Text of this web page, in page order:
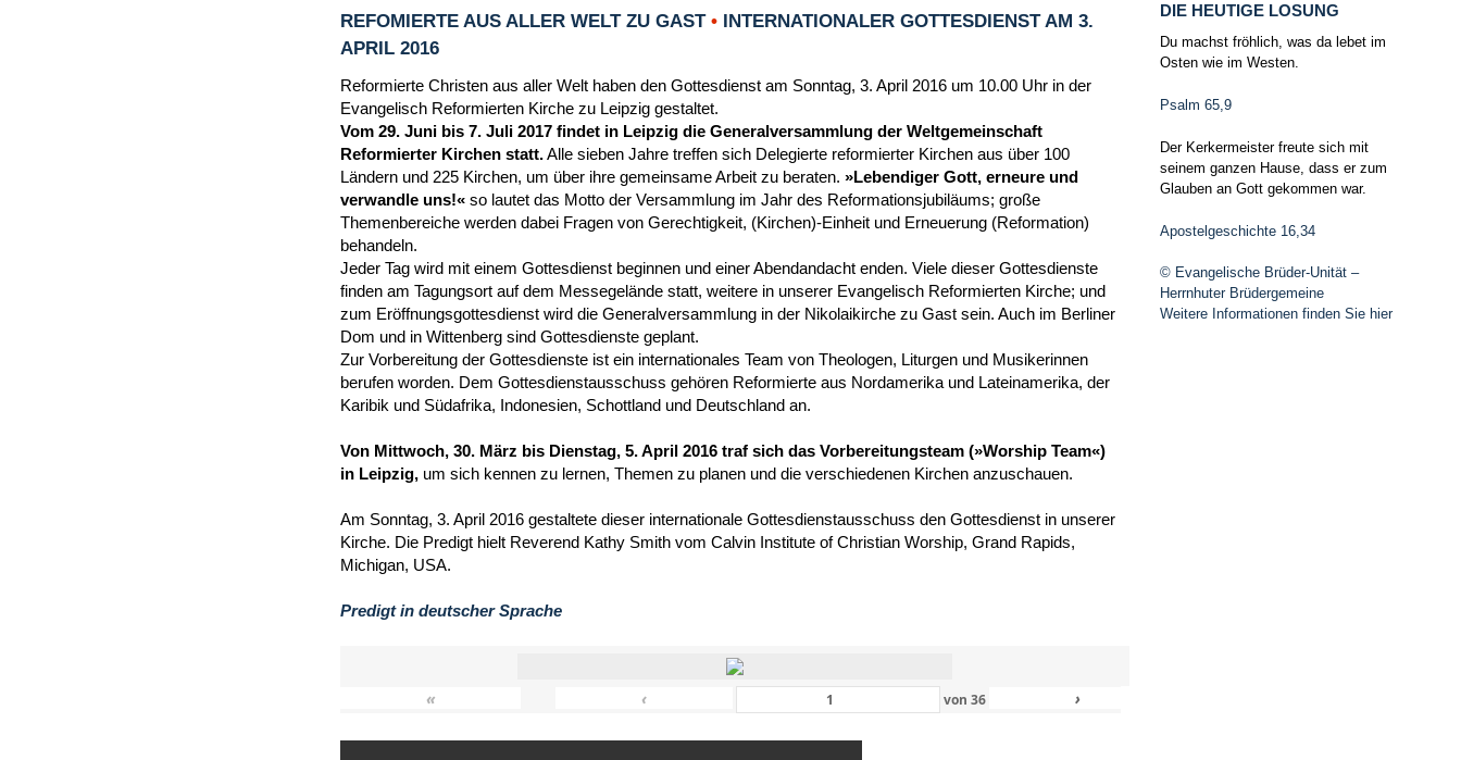
REFOMIERTE AUS ALLER WELT ZU GAST • INTERNATIONALER GOTTESDIENST AM 3.
APRIL 2016
Reformierte Christen aus aller Welt haben den Gottesdienst am Sonntag, 3. April 2016 um 10.00 Uhr in der
Evangelisch Reformierten Kirche zu Leipzig gestaltet.
Vom 29. Juni bis 7. Juli 2017 findet in Leipzig die Generalversammlung der Weltgemeinschaft
Reformierter Kirchen statt.Alle sieben Jahre treffen sich Delegierte reformierter Kirchen aus über 100
Ländern und 225 Kirchen, um über ihre gemeinsame Arbeit zu beraten. »Lebendiger Gott, erneure und
verwandle uns!« so lautet das Motto der Versammlung im Jahr des Reformationsjubiläums; große
Themenbereiche werden dabei Fragen von Gerechtigkeit, (Kirchen)-Einheit und Erneuerung (Reformation)
behandeln.
Jeder Tag wird mit einem Gottesdienst beginnen und einer Abendandacht enden. Viele dieser Gottesdienste
finden am Tagungsort auf dem Messegelände statt, weitere in unserer Evangelisch Reformierten Kirche; und
zum Eröffnungsgottesdienst wird die Generalversammlung in der Nikolaikirche zu Gast sein. Auch im Berliner
Dom und in Wittenberg sind Gottesdienste geplant.
Zur Vorbereitung der Gottesdienste ist ein internationales Team von Theologen, Liturgen und Musikerinnen
berufen worden. Dem Gottesdienstausschuss gehören Reformierte aus Nordamerika und Lateinamerika, der
Karibik und Südafrika, Indonesien, Schottland und Deutschland an.
Von Mittwoch, 30. März bis Dienstag, 5. April 2016 traf sich das Vorbereitungsteam (»Worship Team«)
in Leipzig, um sich kennen zu lernen, Themen zu planen und die verschiedenen Kirchen anzuschauen.
Am Sonntag, 3. April 2016 gestaltete dieser internationale Gottesdienstausschuss den Gottesdienst in unserer
Kirche. Die Predigt hielt Reverend Kathy Smith vom Calvin Institute of Christian Worship, Grand Rapids,
Michigan, USA.
Predigt in deutscher Sprache
« ‹ von 36 ›
DIE HEUTIGE LOSUNG
Du machst fröhlich, was da lebet im
Osten wie im Westen.
Psalm 65,9
Der Kerkermeister freute sich mit
seinem ganzen Hause, dass er zum
Glauben an Gott gekommen war.
Apostelgeschichte 16,34
© Evangelische Brüder-Unität –
Herrnhuter Brüdergemeine
Weitere Informationen finden Sie hier